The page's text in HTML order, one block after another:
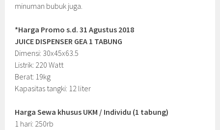
minuman bubuk juga.
*Harga Promo s.d. 31 Agustus 2018
JUICE DISPENSER GEA 1 TABUNG
Dimensi: 30x45x63.5
Listrik: 220 Watt
Berat: 19kg
Kapasitas tangki: 12 liter
Harga Sewa khusus UKM / Individu (1 tabung)
1 hari: 250rb